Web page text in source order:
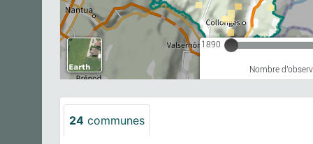
1890
Nombre
24 communes